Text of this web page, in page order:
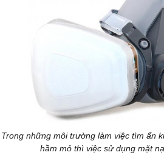
Trong những môi trường làm việc tìm ẩn
hầm mỏ thì việc sử dụng mặt